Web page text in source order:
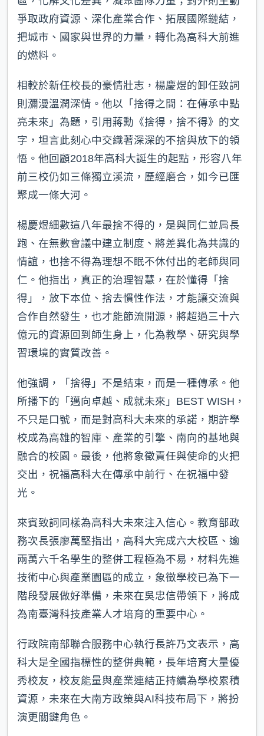
爭取政府資源、深化產業合作、拓展國際鏈結，
把城市、國家與世界的力量，轉化為高科大前進
的燃料。
相較於新任校長的豪情壯志，楊慶煜的卸任致詞
則瀰漫溫潤深情。他以「捨得之間：在傳承中點
亮未來」為題，引用蔣勳《捨得，捨不得》的文
字，坦言此刻心中交織著深深的不捨與放下的領
悟。他回顧2018年高科大誕生的起點，形容八年
前三校仍如三條獨立溪流，歷經磨合，如今已匯
聚成一條大河。
楊慶煜細數這八年最捨不得的，是與同仁並肩長
跑、在無數會議中建立制度、將差異化為共識的
情誼，也捨不得為理想不眠不休付出的老師與同
仁。他指出，真正的治理智慧，在於懂得「捨
得」，放下本位、捨去慣性作法，才能讓交流與
合作自然發生，也才能節流開源，將超過三十六
億元的資源回到師生身上，化為教學、研究與學
習環境的實質改善。
他強調，「捨得」不是結束，而是一種傳承。他
所播下的「邁向卓越、成就未來」BEST WISH，
不只是口號，而是對高科大未來的承諾，期許學
校成為高雄的智庫、產業的引擎、南向的基地與
融合的校園。最後，他將象徵責任與使命的火把
交出，祝福高科大在傳承中前行、在祝福中發
光。
來賓致詞同樣為高科大未來注入信心。教育部政
務次長張廖萬堅指出，高科大完成六大校區、逾
兩萬六千名學生的整併工程極為不易，材料先進
技術中心與產業園區的成立，象徵學校已為下一
階段發展做好準備，未來在吳忠信帶領下，將成
為南臺灣科技產業人才培育的重要中心。
行政院南部聯合服務中心執行長許乃文表示，高
科大是全國指標性的整併典範，長年培育大量優
秀校友，校友能量與產業連結正持續為學校累積
資源，未來在大南方政策與AI科技布局下，將扮
演更關鍵角色。